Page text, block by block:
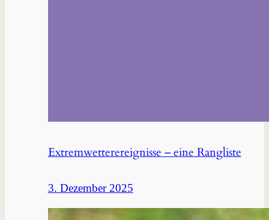
Extremwetterereignisse – eine Rangliste
3. Dezember 2025